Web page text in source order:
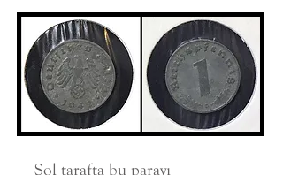
Sol tarafta bu parayı